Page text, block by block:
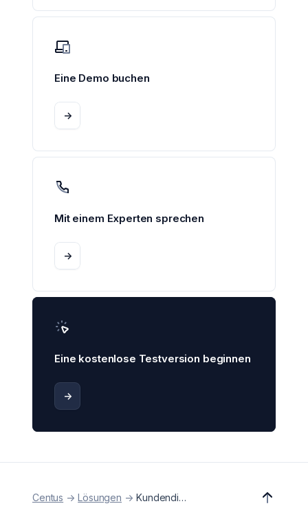
Eine Demo buchen
->
Mit einem Experten sprechen
->
Eine kostenlose Testversion beginnen
->
Centus -> Lösungen -> Kundendienstmitarbeiter